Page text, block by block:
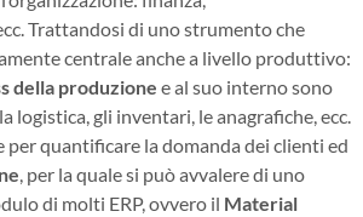
Trattandosi di uno strumento che
centrale anche a livello produttivo:
della produzione e al suo interno sono
gli inventari, le anagrafiche, ecc.
per quantificare la domanda dei clienti ed
, per la quale si può avvalere di uno
di molti ERP, ovvero il Material